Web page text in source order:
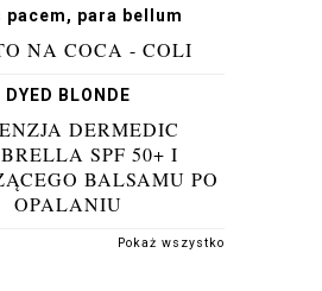
pacem, para bellum
NA COCA - COLI
DYED BLONDE
DERMEDIC
SPF 50+ I
BALSAMU PO
OPALANIU
Pokaż wszystko